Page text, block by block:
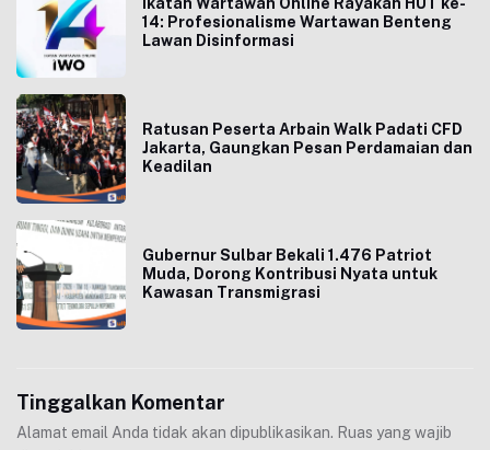
14: Profesionalisme Wartawan Benteng
Lawan Disinformasi
Ratusan Peserta Arbain Walk Padati CFD
Jakarta, Gaungkan Pesan Perdamaian dan
Keadilan
Gubernur Sulbar Bekali 1.476 Patriot
Muda, Dorong Kontribusi Nyata untuk
Kawasan Transmigrasi
Tinggalkan Komentar
Alamat email Anda tidak akan dipublikasikan. Ruas yang wajib